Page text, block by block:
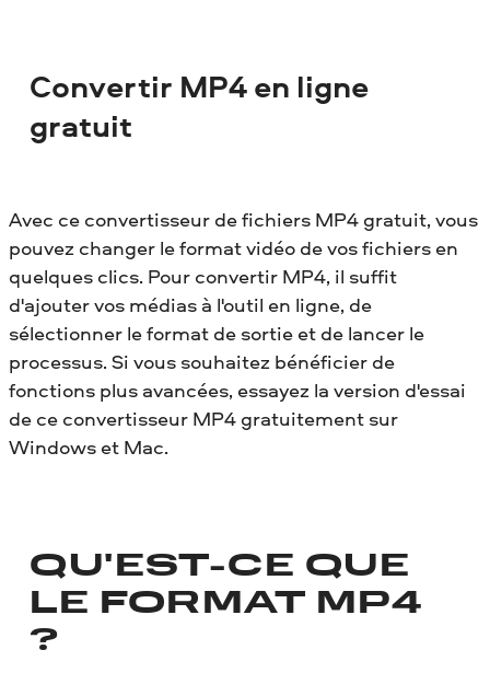
Convertir MP4 en ligne
gratuit
Avec ce convertisseur de fichiers MP4 gratuit, vous
pouvez changer le format vidéo de vos fichiers en
quelques clics. Pour convertir MP4, il suffit
d'ajouter vos médias à l'outil en ligne, de
sélectionner le format de sortie et de lancer le
processus. Si vous souhaitez bénéficier de
fonctions plus avancées, essayez la version d'essai
de ce convertisseur MP4 gratuitement sur
Windows et Mac.
QU'EST-CE QUE
LE FORMAT MP4
?